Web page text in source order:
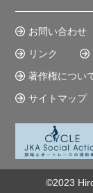
お問い合わせ
リンク
著作権につい
サイトマップ
©2023